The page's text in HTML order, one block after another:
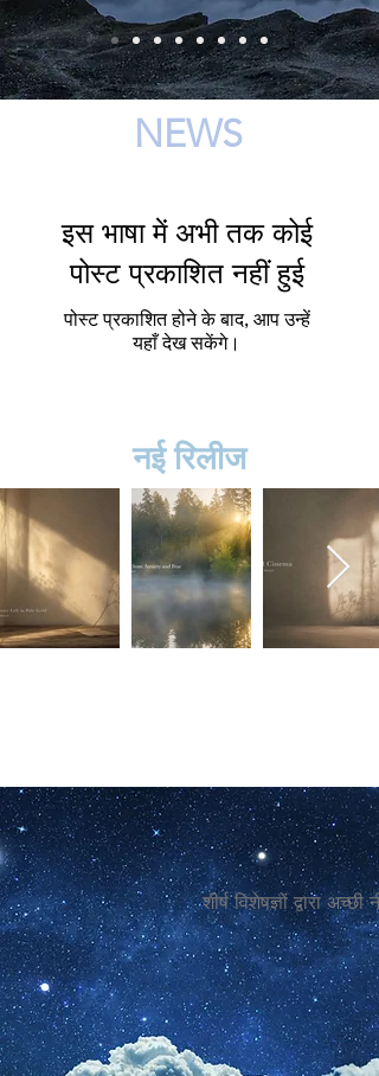
NEWS
इस भाषा में अभी तक कोई
पोस्ट प्रकाशित नहीं हुई
पोस्ट प्रकाशित होने के बाद, आप उन्हें
यहाँ देख सकेंगे।
नई रिलीज
शीर्ष विशेषज्ञों द्वारा अच्छी